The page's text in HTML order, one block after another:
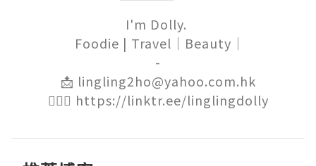
I'm Dolly.
-
📩 lingling2ho@yahoo.com.hk
🙋🏻‍♀️ https://linktr.ee/linglingdolly